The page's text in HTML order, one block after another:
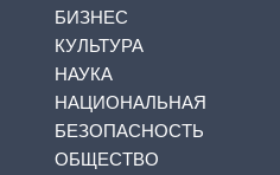
БИЗНЕС
КУЛЬТУРА
НАУКА
НАЦИОНАЛЬНАЯ
БЕЗОПАСНОСТЬ
ОБЩЕСТВО